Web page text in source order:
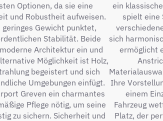
Optionen, da sie eine
und Robustheit aufweisen.
Gewicht punktet,
Stabilität. Beide
Architektur ein und
Möglichkeit ist Holz,
begeistert und sich
Umgebungen einfügt.
Greven ein charmantes
Pflege nötig, um seine
zu sichern. Sicherheit und
ein
spielt eine
sich
ermöglicht
Ihre
einem
Fahrzeug
Platz, der